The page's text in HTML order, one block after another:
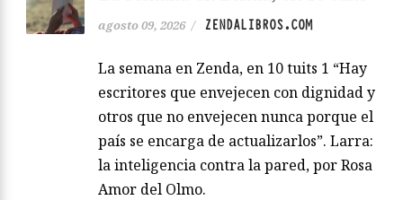
agosto 09, 2026 / ZENDALIBROS.COM
La semana en Zenda, en 10 tuits 1 “Hay
escritores que envejecen con dignidad y
otros que no envejecen nunca porque el
país se encarga de actualizarlos”. Larra:
la inteligencia contra la pared, por Rosa
Amor del Olmo.